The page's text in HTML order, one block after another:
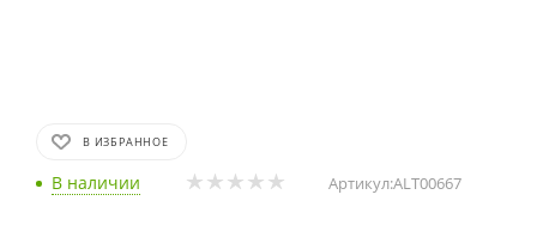
В ИЗБРАННОЕ
В наличии Артикул:ALT00667